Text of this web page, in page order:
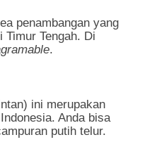
penambangan yang
Tengah. Di
.
ini merupakan
Anda bisa
putih telur.